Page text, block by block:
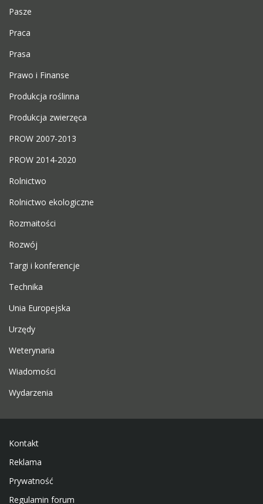
Pasze
Praca
Prasa
Prawo i Finanse
Produkcja roślinna
Produkcja zwierzęca
PROW 2007-2013
PROW 2014-2020
Rolnictwo
Rolnictwo ekologiczne
Rozmaitości
Rozwój
Targi i konferencje
Technika
Unia Europejska
Urzędy
Weterynaria
Wiadomości
Wydarzenia
Kontakt
Reklama
Prywatność
Regulamin forum